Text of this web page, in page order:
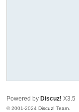
Powered by Discuz! X3.5
© 2001-2024Discuz! Team